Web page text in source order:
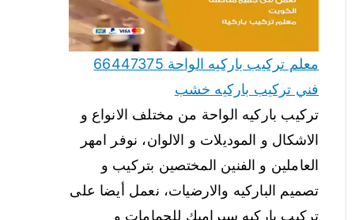
معلم تركيب باركيه الواحة 66447375
فني تركيب باركيه خشب
تركيب باركيه الواحة من مختلف الانواع و
الاشكال و الموديلات و الالوان، نوفر امهر
العاملين و الفنين المختصين بتركيب و
تصميم الباركيه والارضيات، نعمل أيضا على
تركيب باركيه سيراميك للحمامات و